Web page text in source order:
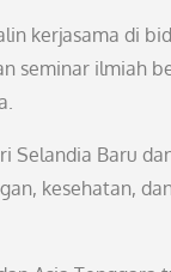
kerjasama di
seminar ilmiah
Baru
kesehatan,